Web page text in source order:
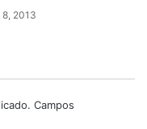
2013
Campos